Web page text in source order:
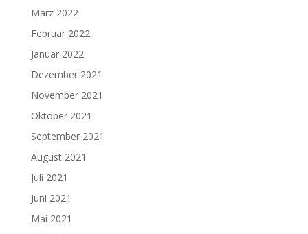
März 2022
Februar 2022
Januar 2022
Dezember 2021
November 2021
Oktober 2021
September 2021
August 2021
Juli 2021
Juni 2021
Mai 2021